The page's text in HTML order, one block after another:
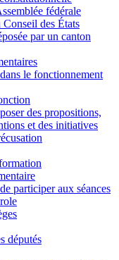
fédérale
des États
par un canton
le fonctionnement
des propositions,
et des initiatives
participer aux séances
députés